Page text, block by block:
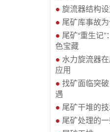
● 旋流器结构
● 尾矿库事故
● 尾矿“重生记
色宝藏
● 水力旋流器
应用
● 找矿面临突
遇
● 尾矿干堆的
● 尾矿处理的